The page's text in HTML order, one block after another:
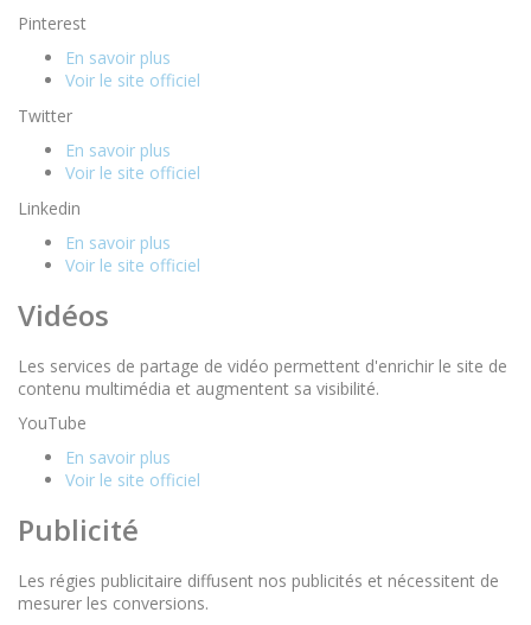
Pinterest
En savoir plus
Voir le site officiel
Twitter
En savoir plus
Voir le site officiel
Linkedin
En savoir plus
Voir le site officiel
Vidéos
Les services de partage de vidéo permettent d'enrichir le site de
contenu multimédia et augmentent sa visibilité.
YouTube
En savoir plus
Voir le site officiel
Publicité
Les régies publicitaire diffusent nos publicités et nécessitent de
mesurer les conversions.